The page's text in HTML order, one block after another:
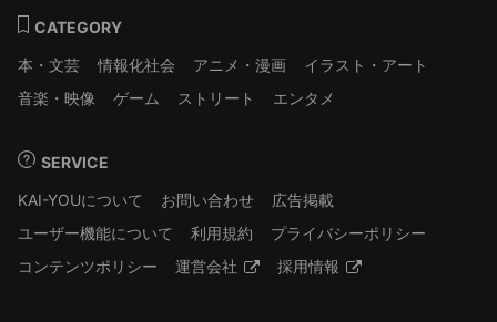
CATEGORY
本・文芸
情報化社会 アニメ・漫画
イラスト・アート
音楽・映像
ゲーム ストリート エンタメ
SERVICE
KAI-YOUについて
お問い合わせ
広告掲載
ユーザー機能について
利用規約
プライバシーポリシー
コンテンツポリシー
運営会社 採用情報